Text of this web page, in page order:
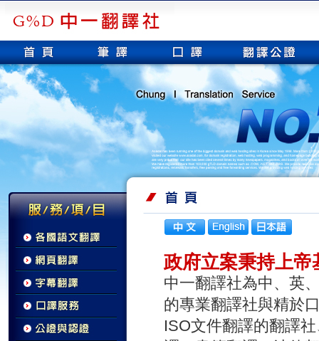
政府立案秉持上帝
中一翻譯社為中、英
的專業翻譯社與精於
ISO文件翻譯的翻譯